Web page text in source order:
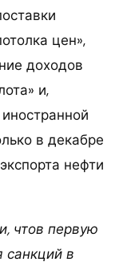
цен»,
доходов
и,
в декабре
нефти
чтов первую
санкций в